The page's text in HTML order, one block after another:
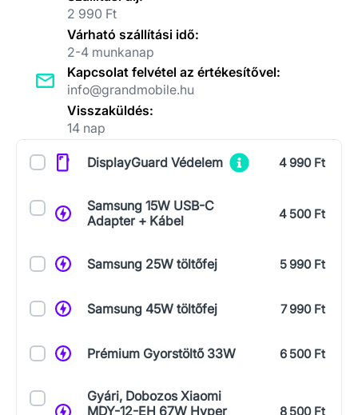
2 990 Ft
Várható szállítási idő:
2-4 munkanap
Kapcsolat felvétel az értékesítővel:
info@grandmobile.hu
Visszaküldés:
14 nap
KiegészítőkDisplayGuard Védelem 4 990 Ft
Samsung 15W USB-C
Adapter + Kábel
4 500 Ft
Samsung 25W töltőfej 5 990 Ft
Samsung 45W töltőfej 7 990 Ft
Prémium Gyorstöltő 33W 6 500 Ft
Gyári, Dobozos Xiaomi
MDY-12-EH 67W Hyper
8 500 Ft